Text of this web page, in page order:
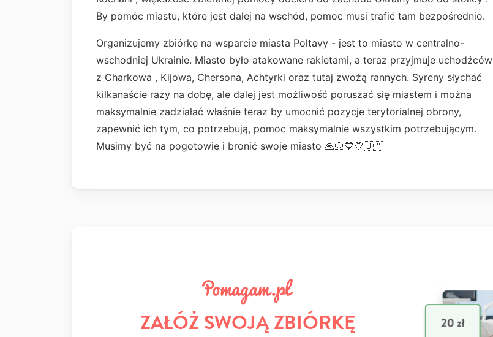
By pomóc miastu, które jest dalej na wschód, pomoc musi trafić tam bezpośrednio.
Organizujemy zbiórkę na wsparcie miasta Poltavy - jest to miasto w centralno-
wschodniej Ukrainie. Miasto było atakowane rakietami, a teraz przyjmuje uchodźców
z Charkowa , Kijowa, Chersona, Achtyrki oraz tutaj zwożą rannych. Syreny słychać
kilkanaście razy na dobę, ale dalej jest możliwość poruszać się miastem i można
maksymalnie zadziałać właśnie teraz by umocnić pozycje terytorialnej obrony,
zapewnić ich tym, co potrzebują, pomoc maksymalnie wszystkim potrzebującym.
Musimy być na pogotowie i bronić swoje miasto 🙏🏻💙💛🇺🇦
ZAŁÓŻ SWOJĄ ZBIÓRKĘ